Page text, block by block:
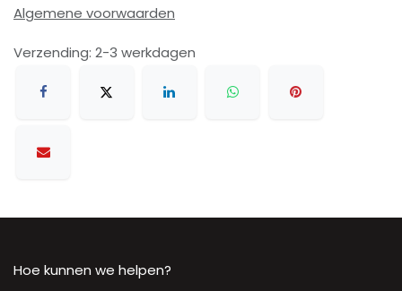
Algemene voorwaarden
Verzending: 2-3 werkdagen
Hoe kunnen we helpen?